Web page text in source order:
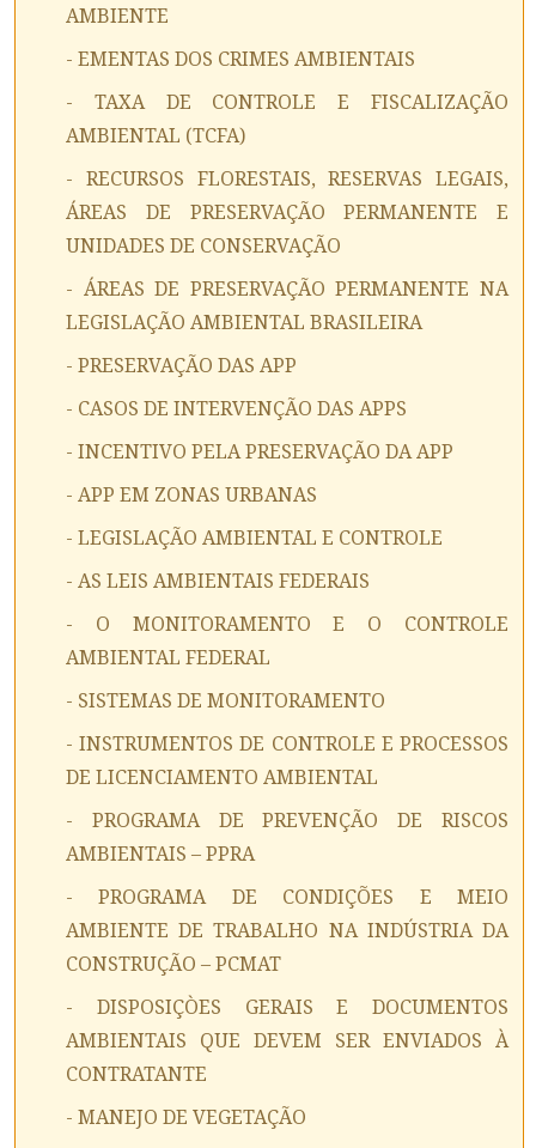
AMBIENTE
- EMENTAS DOS CRIMES AMBIENTAIS
- TAXA DE CONTROLE E FISCALIZAÇÃO
AMBIENTAL (TCFA)
- RECURSOS FLORESTAIS, RESERVAS LEGAIS,
ÁREAS DE PRESERVAÇÃO PERMANENTE E
UNIDADES DE CONSERVAÇÃO
- ÁREAS DE PRESERVAÇÃO PERMANENTE NA
LEGISLAÇÃO AMBIENTAL BRASILEIRA
- PRESERVAÇÃO DAS APP
- CASOS DE INTERVENÇÃO DAS APPS
- INCENTIVO PELA PRESERVAÇÃO DA APP
- APP EM ZONAS URBANAS
- LEGISLAÇÃO AMBIENTAL E CONTROLE
- AS LEIS AMBIENTAIS FEDERAIS
- O MONITORAMENTO E O CONTROLE
AMBIENTAL FEDERAL
- SISTEMAS DE MONITORAMENTO
- INSTRUMENTOS DE CONTROLE E PROCESSOS
DE LICENCIAMENTO AMBIENTAL
- PROGRAMA DE PREVENÇÃO DE RISCOS
AMBIENTAIS – PPRA
- PROGRAMA DE CONDIÇÕES E MEIO
AMBIENTE DE TRABALHO NA INDÚSTRIA DA
CONSTRUÇÃO – PCMAT
- DISPOSIÇÒES GERAIS E DOCUMENTOS
AMBIENTAIS QUE DEVEM SER ENVIADOS À
CONTRATANTE
- MANEJO DE VEGETAÇÃO